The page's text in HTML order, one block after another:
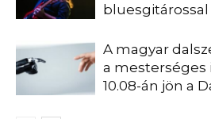
bluesgitárossal
A magyar
a
10.08-án jön a